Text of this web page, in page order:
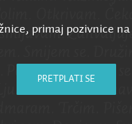
primaj pozivnice
PRETPLATI SE